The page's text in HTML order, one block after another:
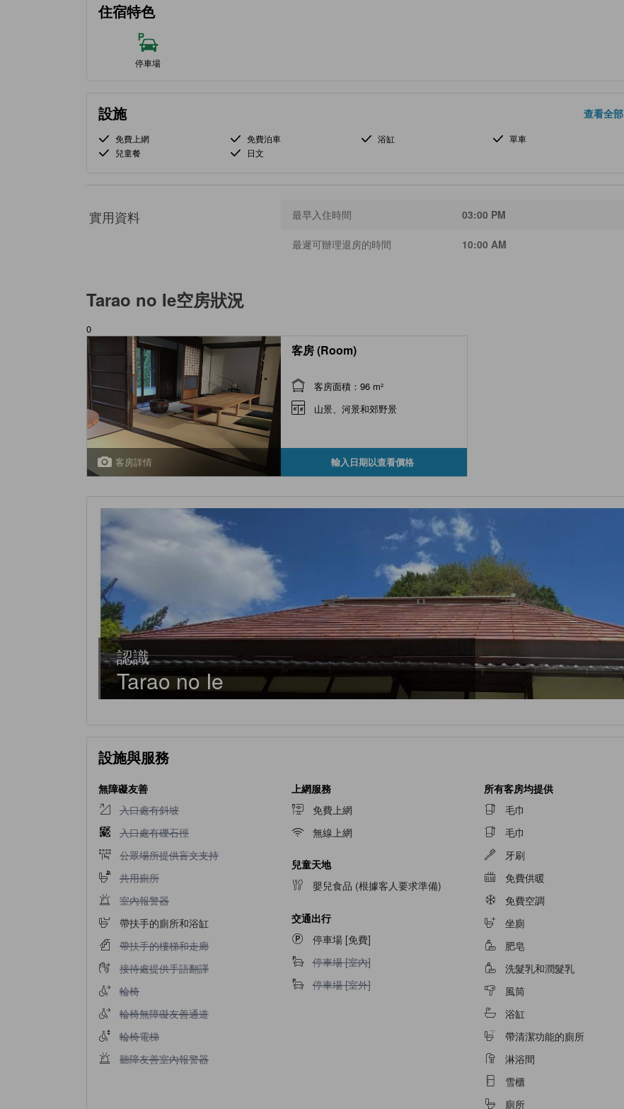
住宿特色
停車場
設施 查看全部
免費上網 免費泊車 浴缸
單車
兒童餐
日文
實用資料 最早入住時間 03:00 PM
最遲可辦理退房的時間 10:00 AM
Tarao no Ie空房狀況
0
客房詳情
客房 (Room)
客房面積：96 m²
山景、河景和郊野景
輸入日期以查看價格
認識
Tarao no Ie
設施與服務
無障礙友善
入口處有斜坡不適用
入口處有斜坡
入口處有礫石徑不適用
入口處有礫石徑
公眾場所提供盲文支持不適用
公眾場所提供盲文支持
共用廁所不適用
共用廁所
室內報警器不適用
室內報警器
帶扶手的廁所和浴缸
帶扶手的樓梯和走廊不適用
帶扶手的樓梯和走廊
接待處提供手語翻譯不適用
接待處提供手語翻譯
輪椅不適用
輪椅
輪椅無障礙友善通道不適用
輪椅無障礙友善通道
輪椅電梯不適用
輪椅電梯
聽障友善室內報警器不適用
聽障友善室內報警器
上網服務
免費上網
無線上網
兒童天地
嬰兒食品 (根據客人要求準備)
交通出行
停車場 [免費]
停車場 [室內]不適用
停車場 [室內]
停車場 [室外]不適用
停車場 [室外]
所有客房均提供
毛巾
毛巾
牙刷
免費供暖
免費空調
坐廁
肥皂
洗髮乳和潤髮乳
風筒
浴缸
帶清潔功能的廁所
淋浴間
雪櫃
廁所